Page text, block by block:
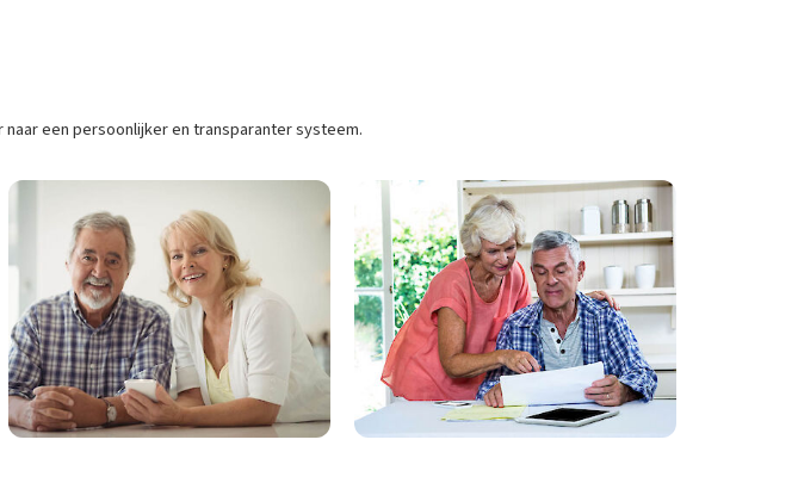
een persoonlijker en transparanter systeem.